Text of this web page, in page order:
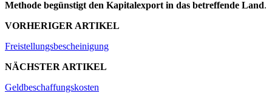
Methode begünstigt den Kapitalexport in das betreffende Land.
VORHERIGER ARTIKEL
Freistellungsbescheinigung
NÄCHSTER ARTIKEL
Geldbeschaffungskosten